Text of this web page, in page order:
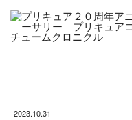
2023.10.31